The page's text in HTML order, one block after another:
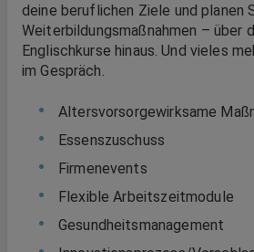
deine beruflichen Ziele und planen
Weiterbildungsmaßnahmen – über
Englischkurse hinaus. Und vieles
im Gespräch.
Altersvorsorgewirksame
Essenszuschuss
Firmenevents
Flexible Arbeitszeitmodule
Gesundheitsmanagement